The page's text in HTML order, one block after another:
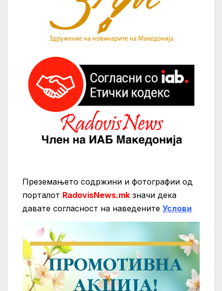
Преземањето содржини и фотографии од
порталот RadovisNews.mk значи дека
давате согласност на нaведените Услови